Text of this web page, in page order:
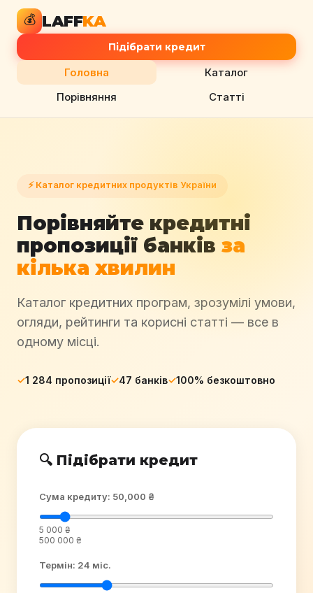
💰 LAFFKA
Головна
Каталог
Порівняння
Статті
Підібрати кредит
⚡ Каталог кредитних продуктів України
Порівняйте кредитні
пропозиції банків за
кілька хвилин
Каталог кредитних програм, зрозумілі умови,
огляди, рейтинги та корисні статті — все в
одному місці.
✓1 284 пропозиції✓47 банків✓100% безкоштовно
🔍 Підібрати кредит
Сума кредиту: 50,000 ₴
5 000 ₴
500 000 ₴
Термін: 24 міс.